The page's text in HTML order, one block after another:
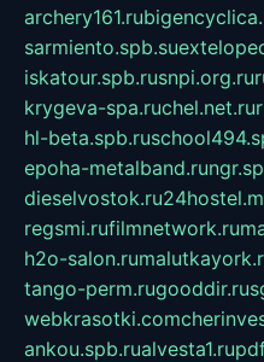
archery161.ru
sarmiento.spb.su
iskatour.spb.rusnpi.org.ru
krygeva-spa.ruchel.net.ru
hl-beta.spb.ru
epoha-metalband.ru
dieselvostok.ru
regsmi.rufilmnetwork.ru
h2o-salon.ru
tango-perm.rugooddir.ru
webkrasotki.com
ankou.spb.rualvesta1.ru